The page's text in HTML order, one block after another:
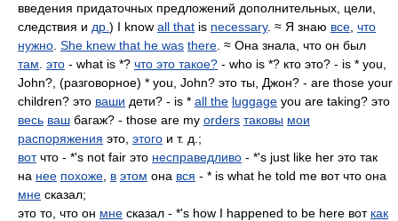
введения придаточных предложений дополнительных, цели,
следствия и др. ) I know all that is necessary. ≈ Я знаю все что
нужно She knew that he was there . ≈ Она знала, что он был
там это - what is *? что это такое? - who is *? кто это? - is * you,
John?, (разговорное) * you, John? это ты, Джон? - are those your
children? это ваши дети? - is * all the luggage you are taking? это
весь ваш багаж? - those are my orders таковы мои
распоряжения это, этого и т. д.;
вотчто - *'s not fair это несправедливо - *'s just like her это так
на нее похоже в этом она вся - * is what he told me вот что она
мне сказал;
это то, что он мне сказал - *'s how I happened to be here вот как